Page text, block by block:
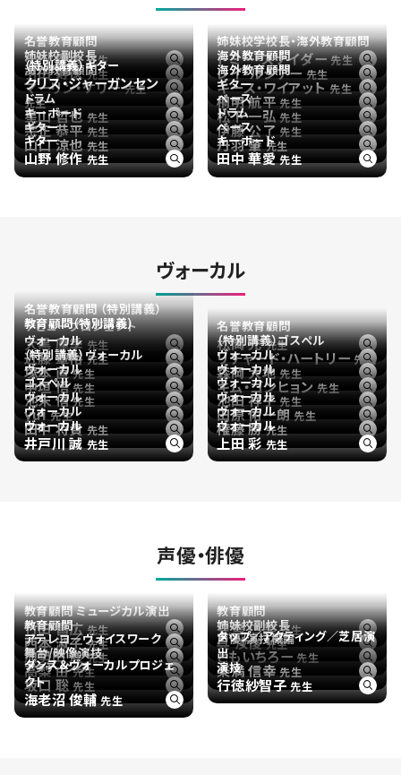
名誉教育顧問
小川 慶太 先生
姉妹校学校長・海外教育顧問
トミー・スナイダー 先生
姉妹校副校長
引田 寿徳 先生
海外教育顧問
レイ・ルジアー 先生
海外教育顧問
マーリン・ケリー 先生
海外教育顧問
キース・ワイアット 先生
（特別講義）ギター
クリス・ジャーガンセン
先生
ギター
桐明 航平 先生
ドラム
星山 哲也 先生
ベース
松下 一弘 先生
キーボード
宗正 恭平 先生
ドラム
伊藤 公了 先生
ギター
山口 涼也 先生
ベース
丹羽 肇 先生
ギター
山野 修作 先生
キーボード
田中 華愛 先生
ヴォーカル
名誉教育顧問 （特別講義）
デビュープロジェクト
大黒 摩季 先生
名誉教育顧問
松岡 充 先生
教育顧問（特別講義）
ヴォーカル
近藤 章裕 先生
（特別講義）ゴスペル
リチャード・ハートリー 先生
（特別講義）ヴォーカル
塚本 直 先生
ヴォーカル
森岡 大地 先生
ヴォーカル
中垣 悟 先生
ヴォーカル
キム・ゴンヒョン 先生
ゴスペル
池末 信 先生
ヴォーカル
池田 祥子 先生
ヴォーカル
yui 先生
ヴォーカル
田原 佑一朗 先生
ヴォーカル
田中 将貴 先生
ヴォーカル
権藤 勝 先生
ヴォーカル
井戸川 誠 先生
ヴォーカル
上田 彩 先生
声優・俳優
教育顧問 ミュージカル演出
竹田 昌広 先生
教育顧問
見鳥 仁美 先生
教育顧問
西本 淑子 先生
姉妹校副校長
呉 汝俊 先生
アテレコ／ヴォイスワーク
加勢田 進 先生
声優/演技概論
ともいちろー 先生
舞台/映像演技
高梨 由 先生
タップ／アクティング／芝居演
出
楽満 信幸 先生
アクティング
坂口 聡 先生
演技
行徳紗智子 先生
ダンス＆ヴォーカルプロジェ
クト
海老沼 俊輔 先生